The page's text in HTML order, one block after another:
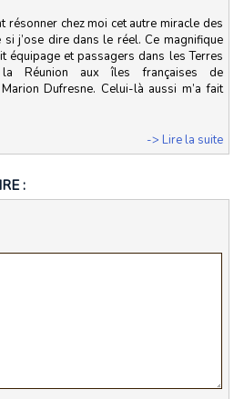
résonner chez moi cet autre miracle des
j’ose dire dans le réel. Ce magnifique
équipage et passagers dans les Terres
Réunion aux îles françaises de
Marion Dufresne. Celui-là aussi m’a fait
-> Lire la suite
: